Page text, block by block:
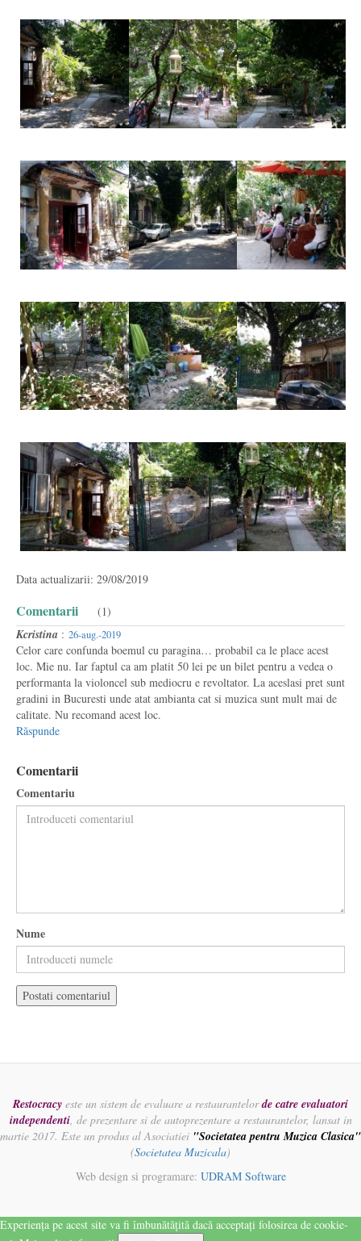
Data actualizarii: 29/08/2019
Comentarii (1)
Kcristina : 26-aug.-2019
Celor care confunda boemul cu paragina… probabil ca le place acest
loc. Mie nu. Iar faptul ca am platit 50 lei pe un bilet pentru a vedea o
performanta la violoncel sub mediocru e revoltator. La aceslasi pret sunt
gradini in Bucuresti unde atat ambianta cat si muzica sunt mult mai de
calitate. Nu recomand acest loc.
Răspunde
Comentarii
Comentariu
Nume
Restocracy este un sistem de evaluare a restaurantelorde catre evaluatori
independenti, de prezentare si de autoprezentare a restaurantelor, lansat in
martie 2017. Este un produs al Asociatiei "Societatea pentru Muzica Clasica"
(Societatea Muzicala)
Web design si programare: UDRAM Software
Experiența pe acest site va fi îmbunătățită dacă acceptați folosirea de cookie-